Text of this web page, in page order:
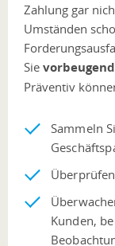
Zahlung gar
Umständen
Sie
Präventiv
Sammeln
Kunden,